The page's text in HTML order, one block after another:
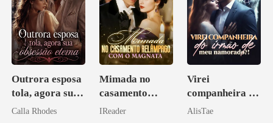
Outrora esposa
tola, agora sua
obsessão eterna
Calla Rhodes
Mimada no
casamento
relâmpago com
IReader
Virei
companheira do
irmão de meu
AlisTae